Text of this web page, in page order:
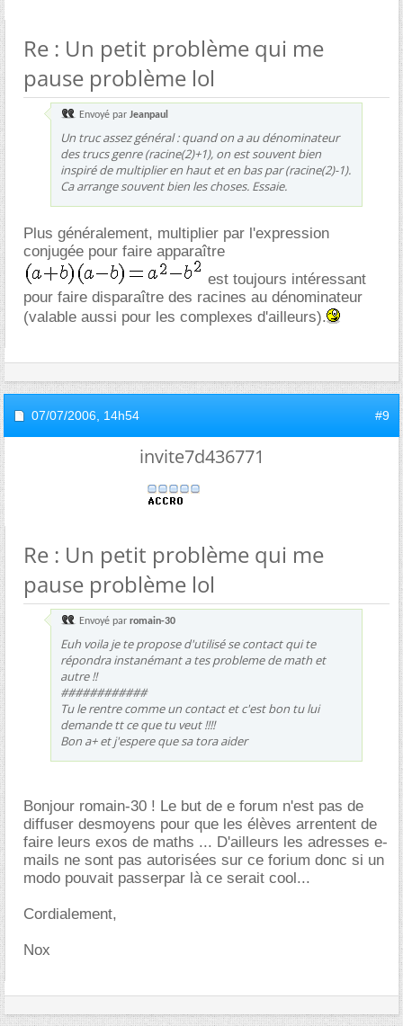
Re : Un petit problème qui me
pause problème lol
Envoyé par Jeanpaul
Un truc assez général : quand on a au dénominateur
des trucs genre (racine(2)+1), on est souvent bien
inspiré de multiplier en haut et en bas par (racine(2)-1).
Ca arrange souvent bien les choses. Essaie.
Plus généralement, multiplier par l'expression
conjugée pour faire apparaître
est toujours intéressant
pour faire disparaître des racines au dénominateur
(valable aussi pour les complexes d'ailleurs).
07/07/2006, 14h54 #9
invite7d436771
Re : Un petit problème qui me
pause problème lol
Envoyé par romain-30
Euh voila je te propose d'utilisé se contact qui te
répondra instanémant a tes probleme de math et
autre !!
############
Tu le rentre comme un contact et c'est bon tu lui
demande tt ce que tu veut !!!!
Bon a+ et j'espere que sa tora aider
Bonjour romain-30 ! Le but de e forum n'est pas de
diffuser desmoyens pour que les élèves arrentent de
faire leurs exos de maths ... D'ailleurs les adresses e-
mails ne sont pas autorisées sur ce forium donc si un
modo pouvait passerpar là ce serait cool...
Cordialement,
Nox